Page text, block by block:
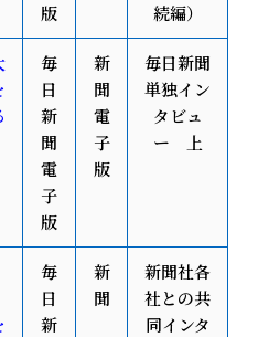
版
続編）
毎
日
新
聞
電
子
版
新
聞
電
子
版
毎日新聞
単独イン
タビュ
ー 上
毎
日
新
新
聞
新聞社各
社との共
同インタ